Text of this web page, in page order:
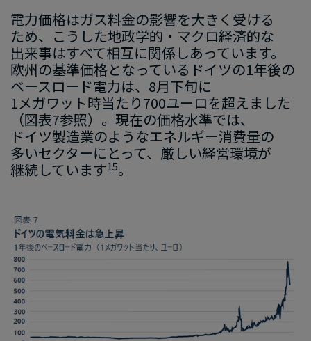
電力価格は​ガス料金の​影響を​大きく​受ける
ため、​こうした​地政学的・マクロ経済的な​
出来事は​すべて​相互に​関係し​あっています。​
欧州の​基準価格と​なっている ​ドイツの​1年後の
ベースロード電力は、 ​8月下旬に
1メガワット時当たり700ユーロを​超えました​
（図表7参照）。​現在の​価格水準では、​
ドイツ製造業のような​エネルギー消費量の​
多い​セクターに​とって、 ​厳しい​経営環境が​
継続しています15。
画
像